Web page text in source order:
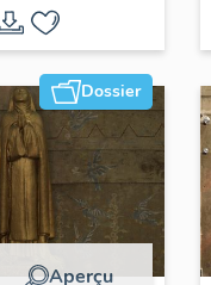
Dossier
Aperçu